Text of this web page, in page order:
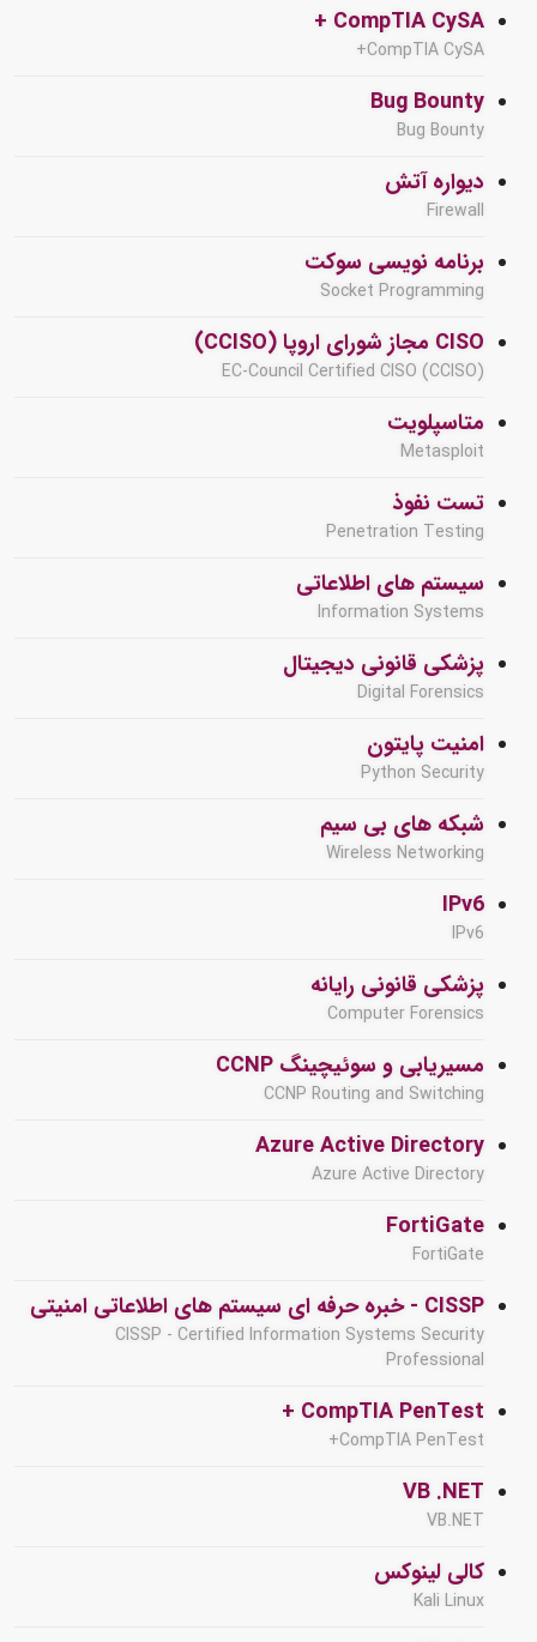
CompTIA CySA +
CompTIA CySA+
Bug Bounty
Bug Bounty
دیواره آتش
Firewall
برنامه نویسی سوکت
Socket Programming
CISO مجاز شورای اروپا (CCISO)
EC-Council Certified CISO (CCISO)
متاسپلویت
Metasploit
تست نفوذ
Penetration Testing
سیستم های اطلاعاتی
Information Systems
پزشکی قانونی دیجیتال
Digital Forensics
امنیت پایتون
Python Security
شبکه های بی سیم
Wireless Networking
IPv6
IPv6
پزشکی قانونی رایانه
Computer Forensics
مسیریابی و سوئیچینگ CCNP
CCNP Routing and Switching
Azure Active Directory
Azure Active Directory
FortiGate
FortiGate
CISSP - خبره حرفه ای سیستم های اطلاعاتی امنیتی
CISSP - Certified Information Systems Security
Professional
CompTIA PenTest +
CompTIA PenTest+
VB .NET
VB.NET
کالی لینوکس
Kali Linux